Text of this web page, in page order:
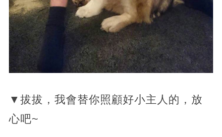
▼拔拔，我會替你照顧好小主人的，放
心吧~